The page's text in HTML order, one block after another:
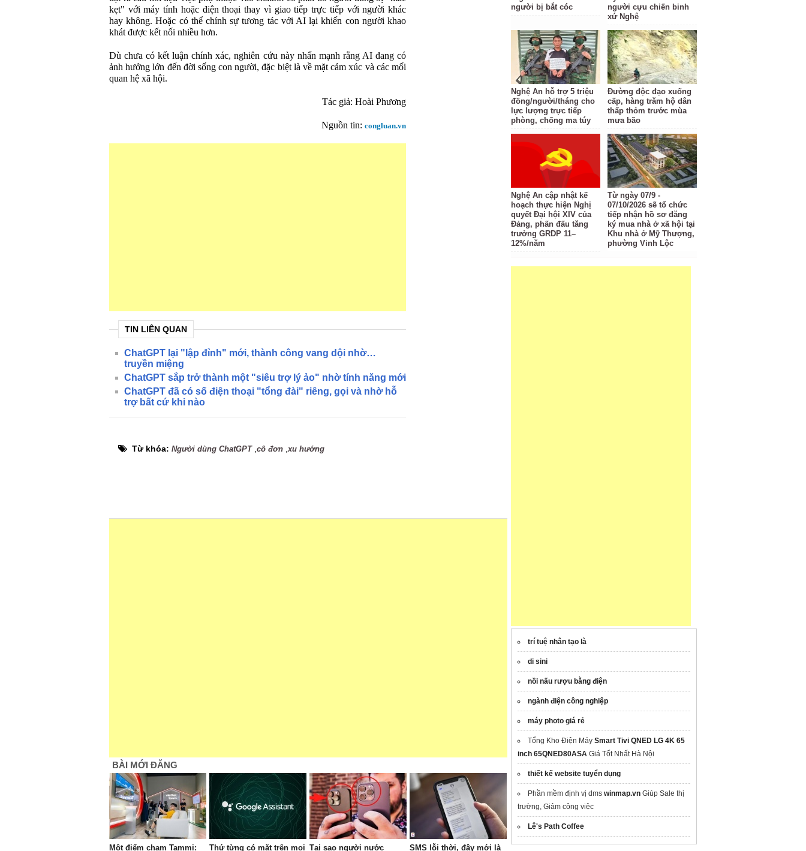
kẹt" với máy tính hoặc điện thoại thay vì giao tiếp trực tiếp với người khác
hay không. Hoặc có thể chính sự tương tác với AI lại khiến con người khao
khát được kết nối nhiều hơn.
Dù chưa có kết luận chính xác, nghiên cứu này nhấn mạnh rằng AI đang có
ảnh hưởng lớn đến đời sống con người, đặc biệt là về mặt cảm xúc và các mối
quan hệ xã hội.
Tác giả: Hoài Phương
Nguồn tin: congluan.vn
TIN LIÊN QUAN
ChatGPT lại "lập đỉnh" mới, thành công vang dội nhờ…
truyền miệng
ChatGPT sắp trở thành một "siêu trợ lý ảo" nhờ tính năng mới
ChatGPT đã có số điện thoại "tổng đài" riêng, gọi và nhờ hỗ
trợ bất cứ khi nào
Từ khóa: Người dùng ChatGPT, cô đơn xu hướng
BÀI MỚI ĐĂNG
Một điểm chạm Tammi: Thứ từng có mặt trên mọi Tại sao người nước SMS lỗi thời, đây mới là
người bị bắt cóc
người cựu chiến binh
xứ Nghệ
Nghệ An hỗ trợ 5 triệu
đồng/người/tháng cho
lực lượng trực tiếp
phòng, chống ma túy
Đường độc đạo xuống
cấp, hàng trăm hộ dân
thấp thỏm trước mùa
mưa bão
Nghệ An cập nhật kế
hoạch thực hiện Nghị
quyết Đại hội XIV của
Đảng, phấn đấu tăng
trưởng GRDP 11–
12%/năm
Từ ngày 07/9 -
07/10/2026 sẽ tổ chức
tiếp nhận hồ sơ đăng
ký mua nhà ở xã hội tại
Khu nhà ở Mỹ Thượng,
phường Vinh Lộc
trí tuệ nhân tạo là
di sini
nồi nấu rượu bằng điện
ngành điện công nghiệp
máy photo giá rẻ
Tổng Kho Điện Máy Smart Tivi QNED LG 4K 65
inch 65QNED80ASA Giá Tốt Nhất Hà Nội
thiết kế website tuyển dụng
Phần mềm định vị dms winmap.vn Giúp Sale thị
trường, Giảm công việc
Lê's Path Coffee